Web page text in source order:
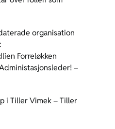
organisation
Forreløkken
–
i Tiller Vimek – Tiller